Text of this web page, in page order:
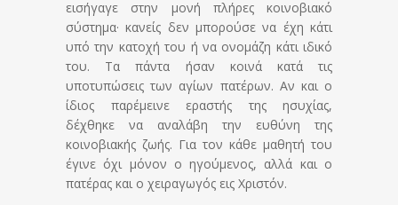
εισήγαγε στην μονή πλήρες κοινοβιακό
σύστημα· κανείς δεν μπορούσε να έχη κάτι
υπό την κατοχή του ή να ονομάζη κάτι ιδικό
του. Τα πάντα ήσαν κοινά κατά τις
υποτυπώσεις των αγίων πατέρων. Αν και ο
ίδιος παρέμεινε εραστής της ησυχίας,
δέχθηκε να αναλάβη την ευθύνη της
κοινοβιακής ζωής. Για τον κάθε μαθητή του
έγινε όχι μόνον ο ηγούμενος, αλλά και ο
πατέρας και ο χειραγωγός εις Χριστόν.